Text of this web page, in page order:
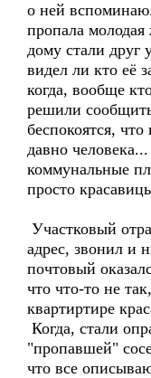
о ней
пропала
дому стали друг
видел ли кто её
когда, вообще
решили
беспокоятся,
давно
коммунальные
просто
Участковый
адрес, звонил и
почтовый
что что-то не
квартиртире
Когда, стали
"пропавшей"
что все